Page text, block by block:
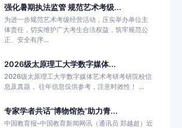
强化暑期执法监管 规范艺术考级...
为进一步规范艺术考级经营活动，压实举办单位主
体责任，切实维护广大考生合法权益，筑牢规范公
正、安全有序...
2026级太原理工大学数字媒体...
2026级太原理工大学数字媒体艺术考研考研院校信
息及真题， 往年信息仅供参考，注意时效性！ ...
专家学者共话“博物馆热”助力青...
中国教育报-中国教育新闻网讯（通讯员 郑越超）近